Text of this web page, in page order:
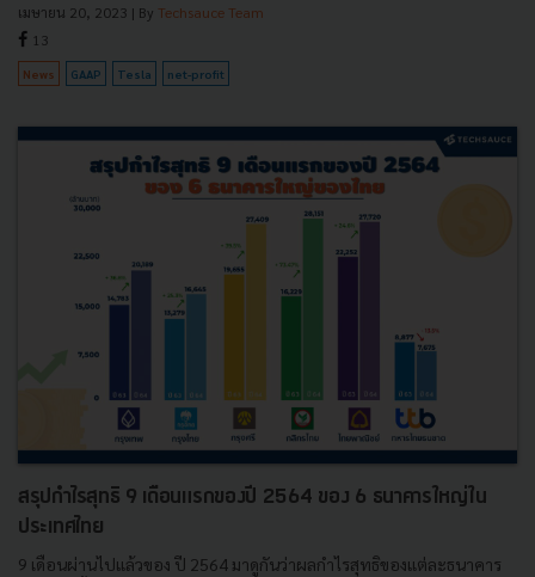
เมษายน 20, 2023 | By Techsauce Team
13
News GAAP Tesla net-profit
สรุปกำไรสุทธิ 9 เดือนแรกของปี 2564 ของ 6 ธนาคารใหญ่ใน
ประเทศไทย
9 เดือนผ่านไปแล้วของ ปี 2564 มาดูกันว่าผลกำไรสุทธิของแต่ละธนาคาร